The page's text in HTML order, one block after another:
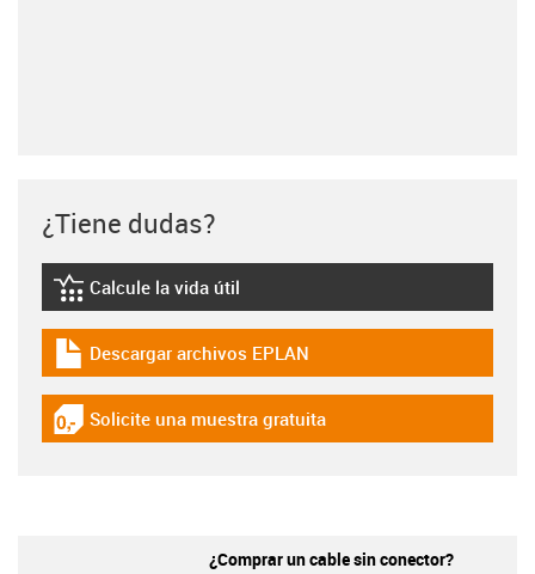
¿Tiene dudas?
igus-icon-lebensdauerrechner
Calcule la vida útil
igus-icon-download-plan
Descargar archivos EPLAN
igus-icon-gratismuster
Solicite una muestra gratuita
¿Comprar un cable sin conector?